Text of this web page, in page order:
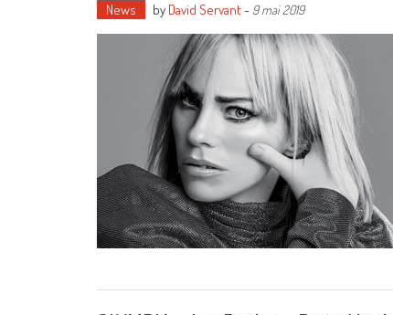
News by David Servant- 9 mai 2019